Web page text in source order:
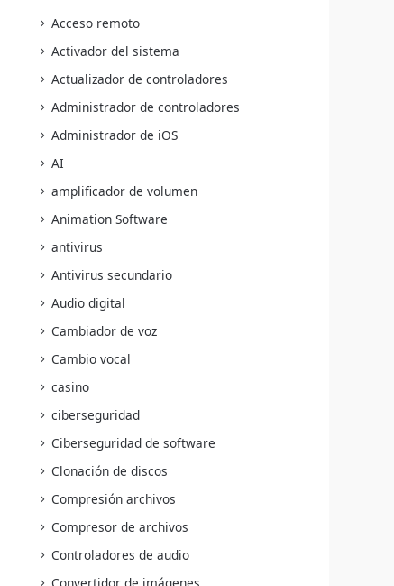
Acceso remoto
Activador del sistema
Actualizador de controladores
Administrador de controladores
Administrador de iOS
AI
amplificador de volumen
Animation Software
antivirus
Antivirus secundario
Audio digital
Cambiador de voz
Cambio vocal
casino
ciberseguridad
Ciberseguridad de software
Clonación de discos
Compresión archivos
Compresor de archivos
Controladores de audio